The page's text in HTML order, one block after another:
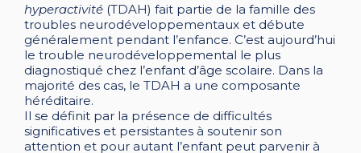
hyperactivité (TDAH) fait partie de la famille des
troubles neurodéveloppementaux et débute
généralement pendant l’enfance. C’est aujourd’hui
le trouble neurodéveloppemental le plus
diagnostiqué chez l’enfant d’âge scolaire. Dans la
majorité des cas, le TDAH a une composante
héréditaire.
Il se définit par la présence de difficultés
significatives et persistantes à soutenir son
attention et pour autant l’enfant peut parvenir à